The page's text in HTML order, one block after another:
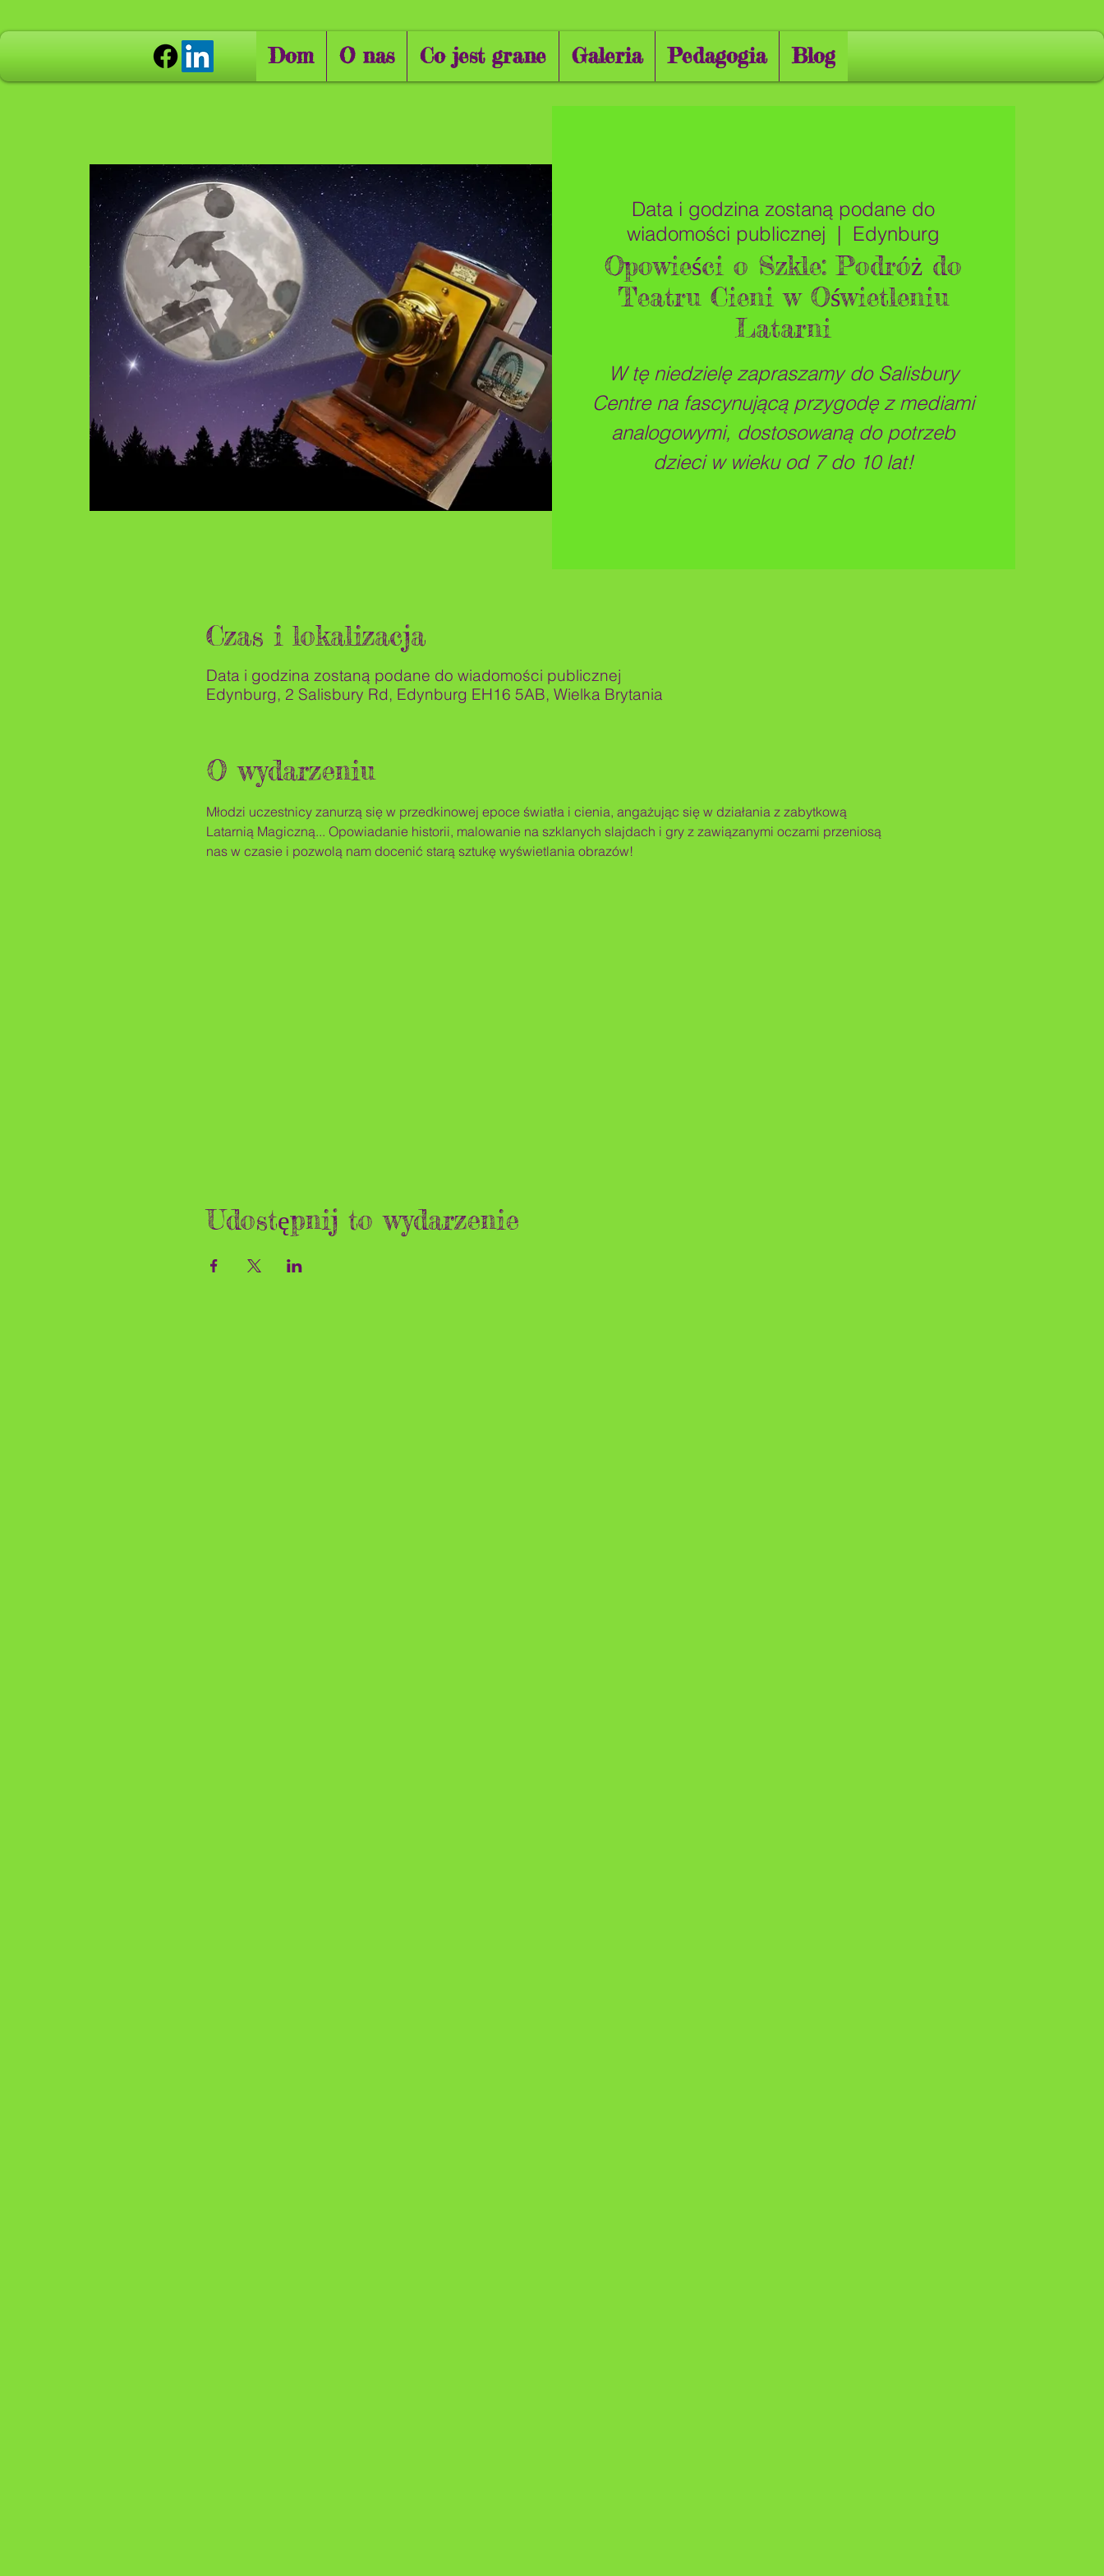
Dom O nas Co jest grane Galeria Pedagogia Blog
Data i godzina zostaną podane do
wiadomości publicznej
  |
Edynburg
Opowieści o Szkle: Podróż do
Teatru Cieni w Oświetleniu
Latarni
W tę niedzielę zapraszamy do Salisbury
Centre na fascynującą przygodę z mediami
analogowymi, dostosowaną do potrzeb
dzieci w wieku od 7 do 10 lat!
Czas i lokalizacja
Data i godzina zostaną podane do wiadomości publicznej
Edynburg, 2 Salisbury Rd, Edynburg EH16 5AB, Wielka Brytania
O wydarzeniu
Młodzi uczestnicy zanurzą się w przedkinowej epoce światła i cienia, angażując się w działania z zabytkową
Latarnią Magiczną... Opowiadanie historii, malowanie na szklanych slajdach i gry z zawiązanymi oczami przeniosą
nas w czasie i pozwolą nam docenić starą sztukę wyświetlania obrazów!
Udostępnij to wydarzenie